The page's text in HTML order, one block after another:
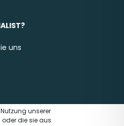
uns
unserer
die sie aus